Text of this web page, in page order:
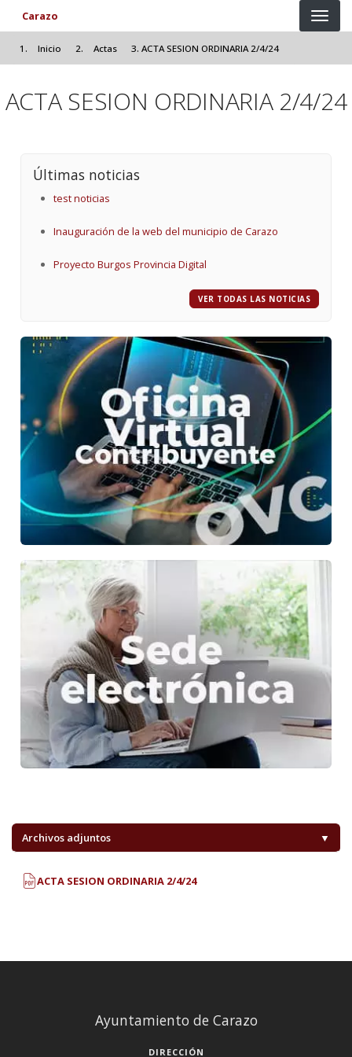
Pasar al contenido principal
Carazo
Inicio Actas ACTA SESION ORDINARIA 2/4/24
ACTA SESION ORDINARIA 2/4/24
Últimas noticias
test noticias
Inauguración de la web del municipio de Carazo
Proyecto Burgos Provincia Digital
VER TODAS LAS NOTICIAS
Archivos adjuntos ▼
ACTA SESION ORDINARIA 2/4/24
Ayuntamiento de Carazo
DIRECCIÓN